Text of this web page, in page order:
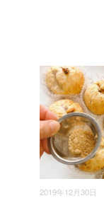
2019年12月30日